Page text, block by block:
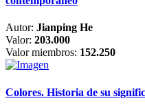
Autor: Jianping He
Valor: 203.000
Valor miembros: 152.250
Colores. Historia de su